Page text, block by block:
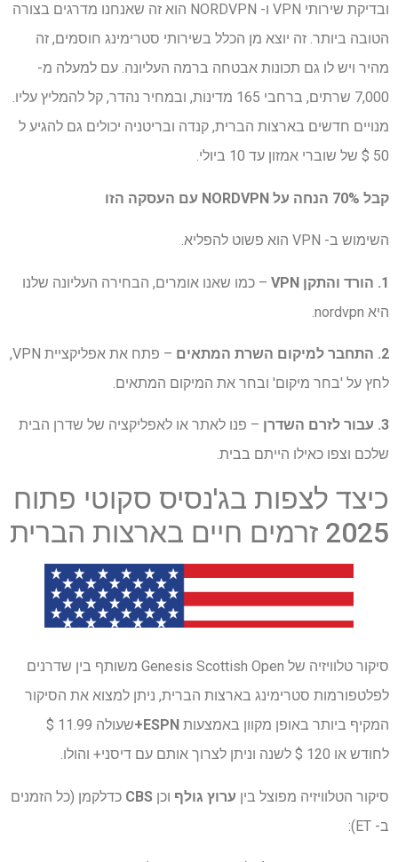
ובדיקת שירותי VPN ו- NORDVPN הוא זה שאנחנו מדרגים בצורה
הטובה ביותר. זה יוצא מן הכלל בשירותי סטרימינג חוסמים, זה
מהיר ויש לו גם תכונות אבטחה ברמה העליונה. עם למעלה מ-
7,000 שרתים, ברחבי 165 מדינות, ובמחיר נהדר, קל להמליץ ​​עליו.
מנויים חדשים בארצות הברית, קנדה ובריטניה יכולים גם להגיע ל
50 $ של שוברי אמזון עד 10 ביולי.
קבל 70% הנחה על NORDVPN עם העסקה הזו
השימוש ב- VPN הוא פשוט להפליא.
1. הורד והתקן VPN
– כמו שאנו אומרים, הבחירה העליונה שלנו
היא nordvpn.
2. התחבר למיקום השרת המתאים
– פתח את אפליקציית VPN,
לחץ על 'בחר מיקום' ובחר את המיקום המתאים.
3. עבור לזרם השדרן
– פנו לאתר או לאפליקציה של שדרן הבית
שלכם וצפו כאילו הייתם בבית.
כיצד לצפות בג'נסיס סקוטי פתוח
2025 זרמים חיים בארצות הברית
סיקור טלוויזיה של Genesis Scottish Open משותף בין שדרנים
לפלטפורמות סטרימינג בארצות הברית, ניתן למצוא את הסיקור
המקיף ביותר באופן מקוון באמצעות ESPN+
שעולה 11.99 $
לחודש או 120 $ לשנה וניתן לצרוך אותם עם דיסני+ והולו.
סיקור הטלוויזיה מפוצל בין ערוץ גולף וכן CBS כדלקמן (כל הזמנים
ב- ET):